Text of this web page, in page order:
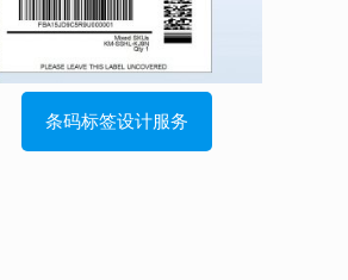
条码标签设计服务